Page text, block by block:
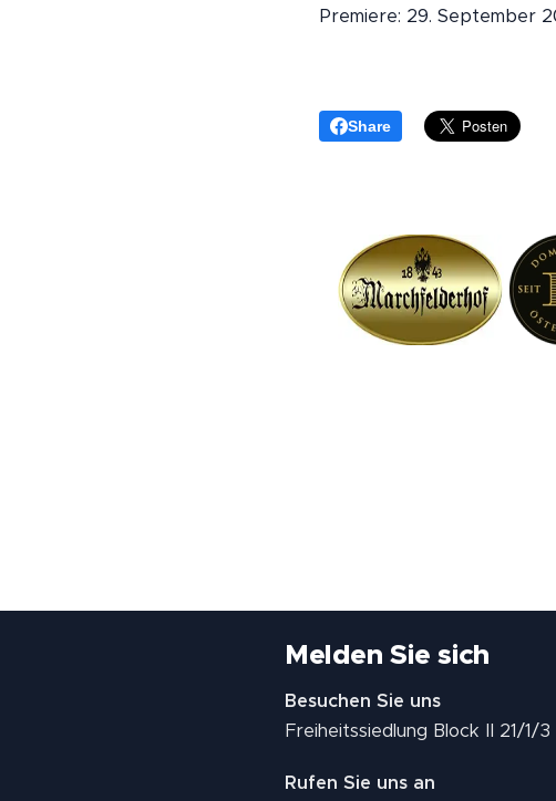
Premiere: 29. September
Share
Melden Sie sich
Besuchen Sie uns
Freiheitssiedlung Block II 21/
Rufen Sie uns an